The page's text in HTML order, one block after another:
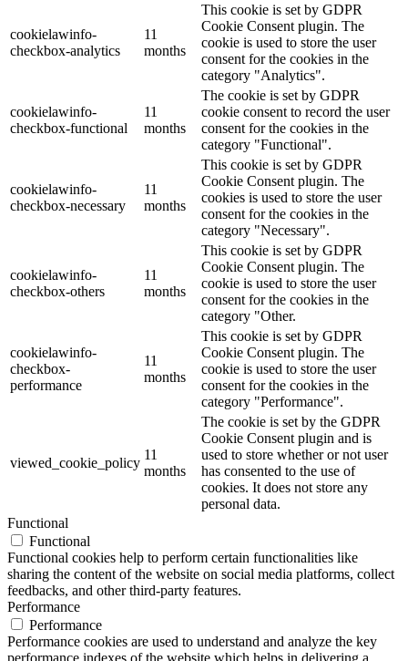
cookielawinfo-
checkbox-analytics
11
months
This cookie is set by GDPR
Cookie Consent plugin. The
cookie is used to store the user
consent for the cookies in the
category "Analytics".
cookielawinfo-
checkbox-functional
11
months
The cookie is set by GDPR
cookie consent to record the user
consent for the cookies in the
category "Functional".
cookielawinfo-
checkbox-necessary
11
months
This cookie is set by GDPR
Cookie Consent plugin. The
cookies is used to store the user
consent for the cookies in the
category "Necessary".
cookielawinfo-
checkbox-others
11
months
This cookie is set by GDPR
Cookie Consent plugin. The
cookie is used to store the user
consent for the cookies in the
category "Other.
cookielawinfo-
checkbox-
performance
11
months
This cookie is set by GDPR
Cookie Consent plugin. The
cookie is used to store the user
consent for the cookies in the
category "Performance".
viewed_cookie_policy
11
months
The cookie is set by the GDPR
Cookie Consent plugin and is
used to store whether or not user
has consented to the use of
cookies. It does not store any
personal data.
Functional
Functional
Functional cookies help to perform certain functionalities like
sharing the content of the website on social media platforms, collect
feedbacks, and other third-party features.
Performance
Performance
Performance cookies are used to understand and analyze the key
performance indexes of the website which helps in delivering a